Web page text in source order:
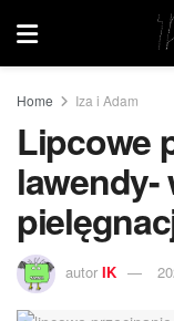
Home Iza i Adam
Lipcowe
lawendy-
autor IK